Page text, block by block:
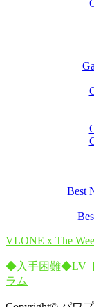
Best
VLONE x The
◆入手困難◆LV
ラム